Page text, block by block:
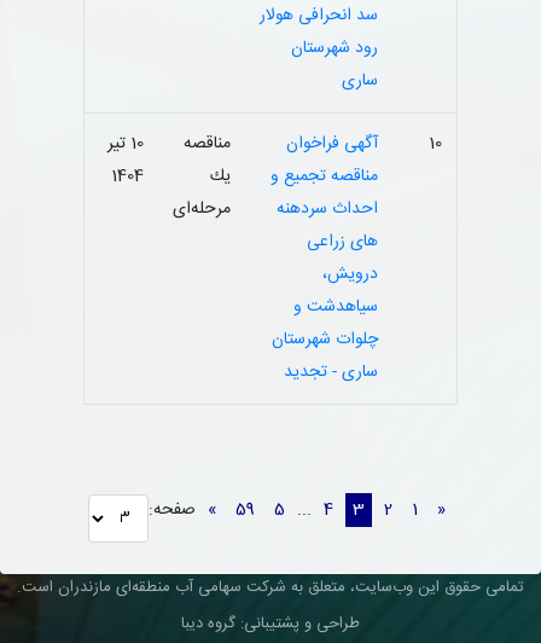
سد انحرافی هولار
رود شهرستان
ساری
10
آگهی فراخوان
مناقصه تجمیع و
احداث سردهنه
های زراعی
درویش،
سیاهدشت و
چلوات شهرستان
ساری - تجدید
مناقصه
یك
مرحله‌ای
10 تیر
1404
«
...
59 صفحه:
تمامی حقوق این وب‌سایت، متعلق به شرکت سهامی آب منطقه‌ای مازندران است.
طراحی و پشتیبانی: گروه دیبا